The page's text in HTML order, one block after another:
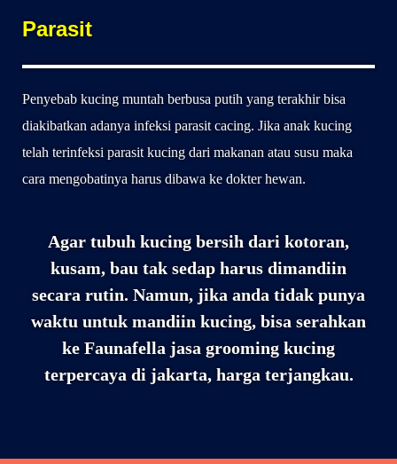
Parasit
Penyebab kucing muntah berbusa putih yang terakhir bisa
diakibatkan adanya infeksi parasit cacing. Jika anak kucing
telah terinfeksi parasit kucing dari makanan atau susu maka
cara mengobatinya harus dibawa ke dokter hewan.
Agar tubuh kucing bersih dari kotoran,
kusam, bau tak sedap harus dimandiin
secara rutin. Namun, jika anda tidak punya
waktu untuk mandiin kucing, bisa serahkan
ke Faunafella jasa grooming kucing
terpercaya di jakarta, harga terjangkau.